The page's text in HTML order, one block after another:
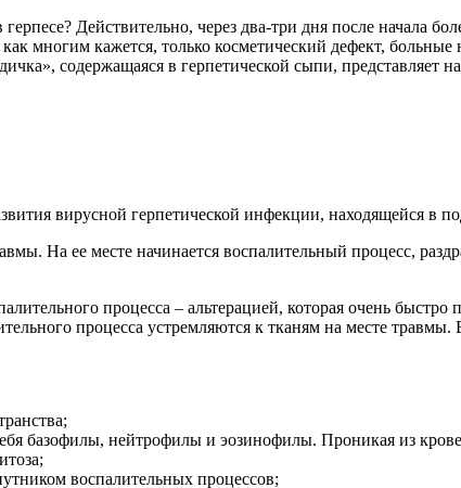
Действительно, через два-три дня после начала
многим кажется, только косметический дефект,
содержащаяся в герпетической сыпи, представляет
вирусной герпетической инфекции, находящейся в
На ее месте начинается воспалительный процесс,
процесса – альтерацией, которая очень
процесса устремляются к тканям на месте травмы.
базофилы, нейтрофилы и эозинофилы. Проникая из
воспалительных процессов;